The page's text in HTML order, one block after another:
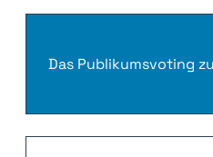
Das Publikumsvoting